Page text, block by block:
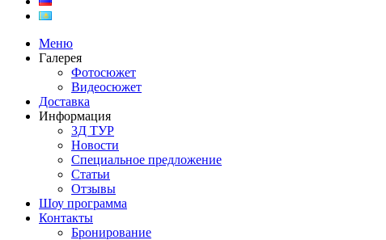
Меню
Галерея
Фотосюжет
Видеосюжет
Доставка
Информация
3Д ТУР
Новости
Cпециальное предложение
Статьи
Отзывы
Шоу программа
Контакты
Бронирование